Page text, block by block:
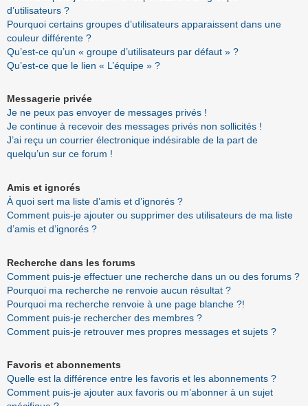
d’utilisateurs ?
Pourquoi certains groupes d’utilisateurs apparaissent dans une
couleur différente ?
Qu’est-ce qu’un « groupe d’utilisateurs par défaut » ?
Qu’est-ce que le lien « L’équipe » ?
Messagerie privée
Je ne peux pas envoyer de messages privés !
Je continue à recevoir des messages privés non sollicités !
J’ai reçu un courrier électronique indésirable de la part de
quelqu’un sur ce forum !
Amis et ignorés
À quoi sert ma liste d’amis et d’ignorés ?
Comment puis-je ajouter ou supprimer des utilisateurs de ma liste
d’amis et d’ignorés ?
Recherche dans les forums
Comment puis-je effectuer une recherche dans un ou des forums ?
Pourquoi ma recherche ne renvoie aucun résultat ?
Pourquoi ma recherche renvoie à une page blanche ?!
Comment puis-je rechercher des membres ?
Comment puis-je retrouver mes propres messages et sujets ?
Favoris et abonnements
Quelle est la différence entre les favoris et les abonnements ?
Comment puis-je ajouter aux favoris ou m’abonner à un sujet